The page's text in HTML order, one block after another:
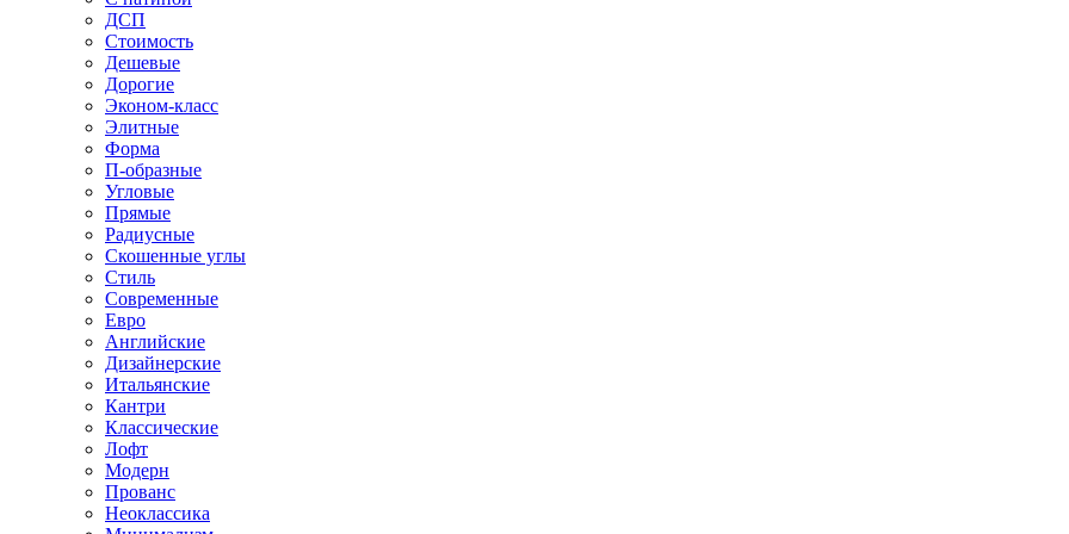
ДСП
Стоимость
Дешевые
Дорогие
Эконом-класс
Элитные
Форма
П-образные
Угловые
Прямые
Радиусные
Скошенные углы
Стиль
Современные
Евро
Английские
Дизайнерские
Итальянские
Кантри
Классические
Лофт
Модерн
Прованс
Неоклассика